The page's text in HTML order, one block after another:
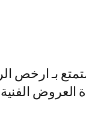
بـ ارخص
الفنية